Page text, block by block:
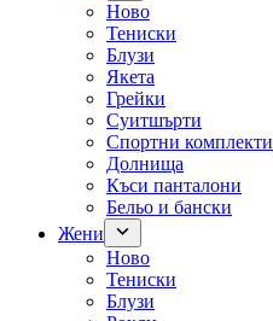
Ново
Тениски
Блузи
Якета
Грейки
Суитшърти
Спортни комплекти
Долнища
Къси панталони
Бельо и бански
Жени
Ново
Тениски
Блузи